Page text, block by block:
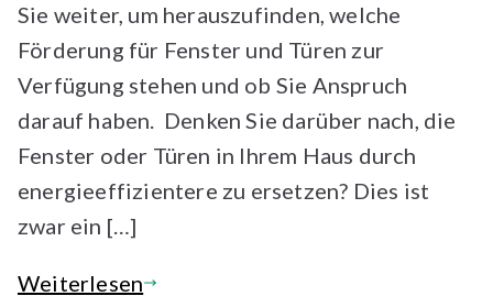
Sie weiter, um herauszufinden, welche
Förderung für Fenster und Türen zur
Verfügung stehen und ob Sie Anspruch
darauf haben. Denken Sie darüber nach, die
Fenster oder Türen in Ihrem Haus durch
energieeffizientere zu ersetzen? Dies ist
zwar ein […]
Weiterlesen